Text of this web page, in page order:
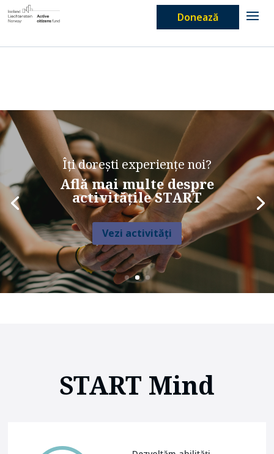
Donează
Îți dorești experiențe noi?
Află mai multe despre
activitățile START
Vezi activități
START Mind